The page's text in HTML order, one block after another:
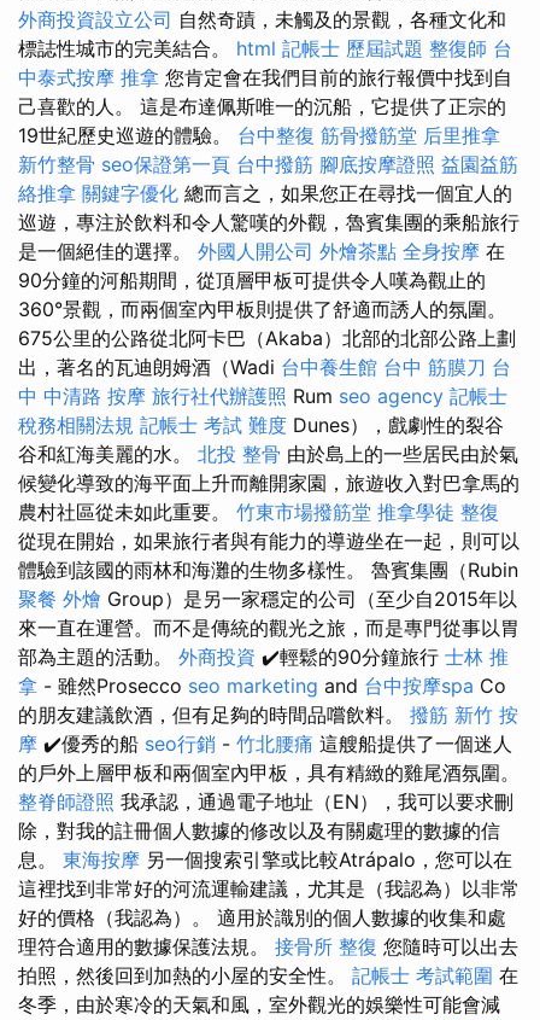
外商投資設立公司 自然奇蹟，未觸及的景觀，各種文化和
標誌性城市的完美結合。 html 記帳士 歷屆試題 整復師 台
中泰式按摩 推拿 您肯定會在我們目前的旅行報價中找到自
己喜歡的人。 這是布達佩斯唯一的沉船，它提供了正宗的
19世紀歷史巡遊的體驗。 台中整復 筋骨撥筋堂 后里推拿
新竹整骨 seo保證第一頁 台中撥筋 腳底按摩證照 益園益筋
絡推拿 關鍵字優化 總而言之，如果您正在尋找一個宜人的
巡遊，專注於飲料和令人驚嘆的外觀，魯賓集團的乘船旅行
是一個絕佳的選擇。 外國人開公司 外燴茶點 全身按摩 在
90分鐘的河船期間，從頂層甲板可提供令人嘆為觀止的
360°景觀，而兩個室內甲板則提供了舒適而誘人的氛圍。
675公里的公路從北阿卡巴（Akaba）北部的北部公路上劃
出，著名的瓦迪朗姆酒（Wadi 台中養生館 台中 筋膜刀 台
中 中清路 按摩 旅行社代辦護照 Rum seo agency 記帳士
稅務相關法規 記帳士 考試 難度 Dunes），戲劇性的裂谷
谷和紅海美麗的水。 北投 整骨 由於島上的一些居民由於氣
候變化導致的海平面上升而離開家園，旅遊收入對巴拿馬的
農村社區從未如此重要。 竹東市場撥筋堂 推拿學徒 整復
從現在開始，如果旅行者與有能力的導遊坐在一起，則可以
體驗到該國的雨林和海灘的生物多樣性。 魯賓集團（Rubin
聚餐 外燴 Group）是另一家穩定的公司（至少自2015年以
來一直在運營。而不是傳統的觀光之旅，而是專門從事以胃
部為主題的活動。 外商投資 ✔️輕鬆的90分鐘旅行 士林 推
拿 - 雖然Prosecco seo marketing and 台中按摩spa Co
的朋友建議飲酒，但有足夠的時間品嚐飲料。 撥筋 新竹 按
摩 ✔️優秀的船 seo行銷 - 竹北腰痛 這艘船提供了一個迷人
的戶外上層甲板和兩個室內甲板，具有精緻的雞尾酒氛圍。
整脊師證照 我承認，通過電子地址（EN），我可以要求刪
除，對我的註冊個人數據的修改以及有關處理的數據的信
息。 東海按摩 另一個搜索引擎或比較Atrápalo，您可以在
這裡找到非常好的河流運輸建議，尤其是（我認為）以非常
好的價格（我認為）。 適用於識別的個人數據的收集和處
理符合適用的數據保護法規。 接骨所 整復 您隨時可以出去
拍照，然後回到加熱的小屋的安全性。 記帳士 考試範圍 在
冬季，由於寒冷的天氣和風，室外觀光的娛樂性可能會減